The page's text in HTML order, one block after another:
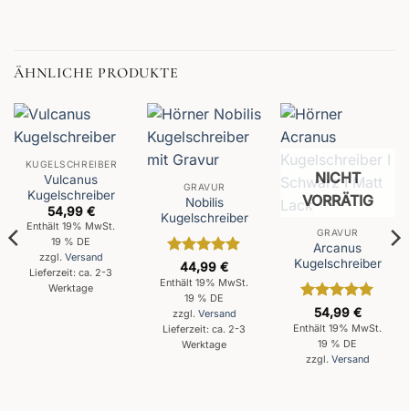
ÄHNLICHE PRODUKTE
KUGELSCHREIBER
Vulcanus
Kugelschreiber
54,99 €
Enthält 19% MwSt.
19 % DE
zzgl. Versand
Lieferzeit: ca. 2-3
Werktage
GRAVUR
Nobilis
Kugelschreiber
Bewertet
mit5von
44,99€
Enthält 19% MwSt.
19 % DE
zzgl. Versand
Lieferzeit: ca. 2-3
Werktage
NICHT
VORRÄTIG
GRAVUR
Arcanus
Kugelschreiber
Bewertet
mit5von
54,99 €
Enthält 19% MwSt.
19 % DE
zzgl. Versand